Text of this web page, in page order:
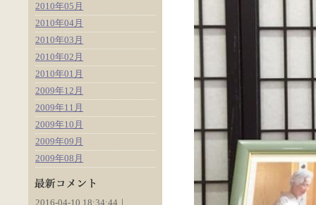
2010年05月
2010年04月
2010年03月
2010年02月
2010年01月
2009年12月
2009年11月
2009年10月
2009年09月
2009年08月
2016-04-10 18:34:44｜